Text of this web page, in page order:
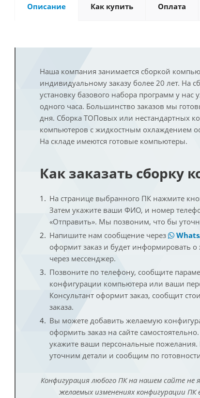
Описание Как купить Оплата
Наша компания занимается сборкой
индивидуальному заказу более 20 лет. На
установку базового набора программ у нас
одного часа. Большинство заказов мы
дня. Сборка ТОПовых или нестандартных
компьютеров с жидкостным охлаждением
На складе имеются готовые компьютеры.
Как заказать сборку
На странице выбранного ПК нажмите
Затем укажите ваши ФИО, и номер
«Отправить». Мы позвоним, что бы
Напишите нам сообщение через
оформит заказ и будет информировать о
через мессенджер.
Позвоните по телефону, сообщите
конфигурации компьютера или ваши
Консультант оформит заказ, сообщит
заказа.
Вы можете добавить желаемую
оформить заказ на сайте
укажите ваши персональные
уточним детали и сообщим по
Конфигурация любого ПК на нашем сайте не
желаемых изменениях конфигурации